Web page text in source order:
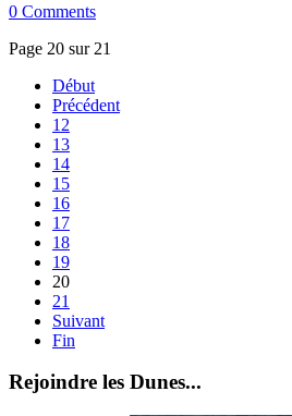
0 Comments
Page 20 sur 21
Début
Précédent
12
13
14
15
16
17
18
19
20
21
Suivant
Fin
Rejoindre les Dunes...